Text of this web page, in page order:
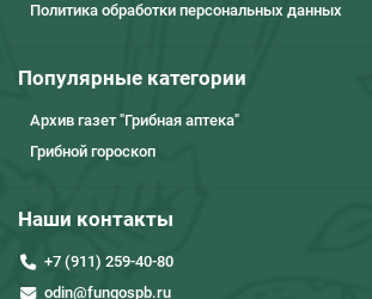
Политика обработки персональных данных
Популярные категории
Архив газет "Грибная аптека"
Грибной гороскоп
Наши контакты
+7 (911) 259-40-80
odin@fungospb.ru